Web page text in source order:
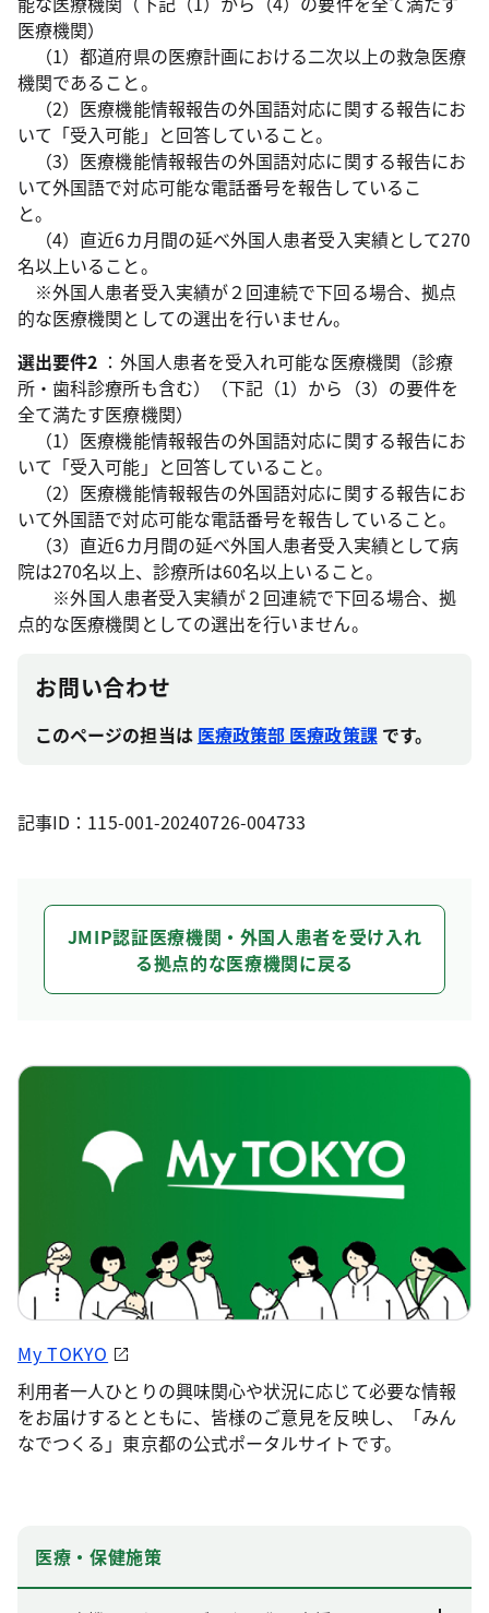
医療機関）
（1）都道府県の医療計画における二次以上の救急医療
機関であること。
（2）医療機能情報報告の外国語対応に関する報告にお
いて「受入可能」と回答していること。
（3）医療機能情報報告の外国語対応に関する報告にお
いて外国語で対応可能な電話番号を報告しているこ
と。
（4）直近6カ月間の延べ外国人患者受入実績として270
名以上いること。
※外国人患者受入実績が２回連続で下回る場合、拠点
的な医療機関としての選出を行いません。
選出要件2 ：外国人患者を受入れ可能な医療機関（診療
所・歯科診療所も含む）（下記（1）から（3）の要件を
全て満たす医療機関）
（1）医療機能情報報告の外国語対応に関する報告にお
いて「受入可能」と回答していること。
（2）医療機能情報報告の外国語対応に関する報告にお
いて外国語で対応可能な電話番号を報告していること。
（3）直近6カ月間の延べ外国人患者受入実績として病
院は270名以上、診療所は60名以上いること。
※外国人患者受入実績が２回連続で下回る場合、拠
点的な医療機関としての選出を行いません。
お問い合わせ
このページの担当は 医療政策部 医療政策課です。
記事ID：115-001-20240726-004733
JMIP認証医療機関・外国人患者を受け入れ
る拠点的な医療機関に戻る
My TOKYO
利用者一人ひとりの興味関心や状況に応じて必要な情報
をお届けするとともに、皆様のご意見を反映し、「みん
なでつくる」東京都の公式ポータルサイトです。
医療・保健施策